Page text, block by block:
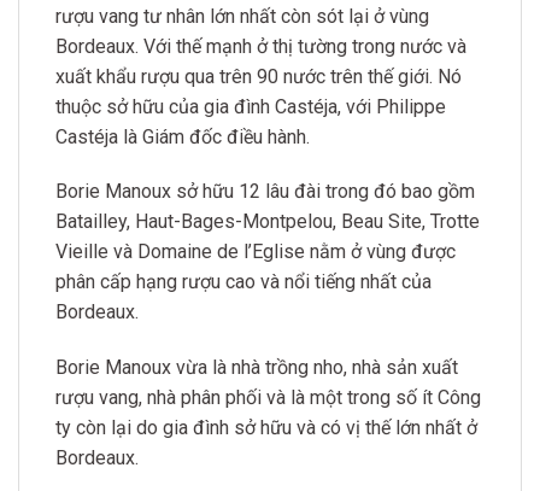
rượu vang tư nhân lớn nhất còn sót lại ở vùng
Bordeaux. Với thế mạnh ở thị tường trong nước và
xuất khẩu rượu qua trên 90 nước trên thế giới. Nó
thuộc sở hữu của gia đình Castéja, với Philippe
Castéja là Giám đốc điều hành.
Borie Manoux sở hữu 12 lâu đài trong đó bao gồm
Batailley, Haut-Bages-Montpelou, Beau Site, Trotte
Vieille và Domaine de l’Eglise nằm ở vùng được
phân cấp hạng rượu cao và nổi tiếng nhất của
Bordeaux.
Borie Manoux vừa là nhà trồng nho, nhà sản xuất
rượu vang, nhà phân phối và là một trong số ít Công
ty còn lại do gia đình sở hữu và có vị thế lớn nhất ở
Bordeaux.